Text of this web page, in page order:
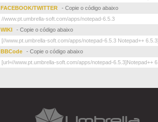
FACEBOOK/TWITTER - Copie o código abaixo
WIKI - Copie o código abaixo
BBCode - Copie o código abaixo